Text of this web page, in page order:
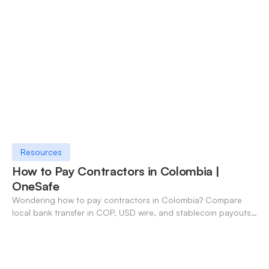
Resources
How to Pay Contractors in Colombia |
OneSafe
Wondering how to pay contractors in Colombia? Compare
local bank transfer in COP, USD wire, and stablecoin payouts.